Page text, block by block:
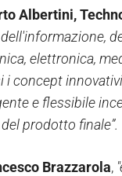
Albertini,
elettronica,
concept
e flessibile
prodotto finale”.
Brazzarola,